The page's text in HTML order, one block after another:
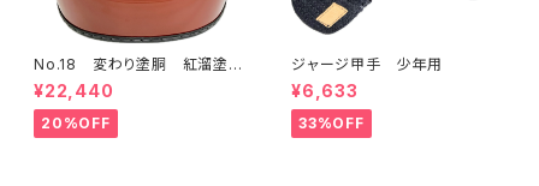
No.18 変わり塗胴 紅溜塗
大サイズ 一般用M
¥22,440
20%OFF
ジャージ甲手 少年用
¥6,633
33%OFF